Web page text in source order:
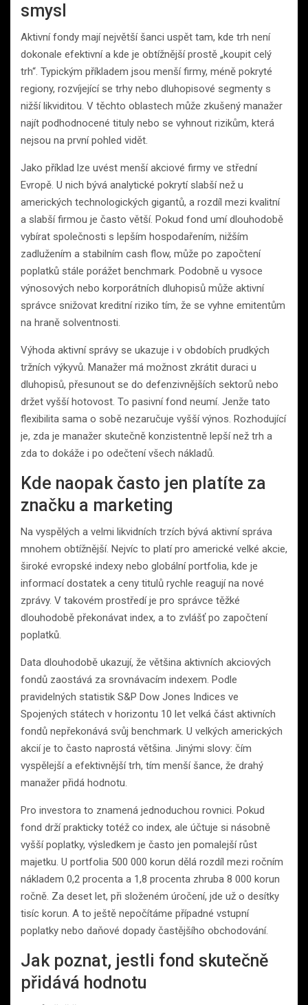
smysl
Aktivní fondy mají největší šanci uspět tam, kde trh není
dokonale efektivní a kde je obtížnější prostě „koupit celý
trh“. Typickým příkladem jsou menší firmy, méně pokryté
regiony, rozvíjející se trhy nebo dluhopisové segmenty s
nižší likviditou. V těchto oblastech může zkušený manažer
najít podhodnocené tituly nebo se vyhnout rizikům, která
nejsou na první pohled vidět.
Jako příklad lze uvést menší akciové firmy ve střední
Evropě. U nich bývá analytické pokrytí slabší než u
amerických technologických gigantů, a rozdíl mezi kvalitní
a slabší firmou je často větší. Pokud fond umí dlouhodobě
vybírat společnosti s lepším hospodařením, nižším
zadlužením a stabilním cash flow, může po započtení
poplatků stále porážet benchmark. Podobně u vysoce
výnosových nebo korporátních dluhopisů může aktivní
správce snižovat kreditní riziko tím, že se vyhne emitentům
na hraně solventnosti.
Výhoda aktivní správy se ukazuje i v obdobích prudkých
tržních výkyvů. Manažer má možnost zkrátit duraci u
dluhopisů, přesunout se do defenzivnějších sektorů nebo
držet vyšší hotovost. To pasivní fond neumí. Jenže tato
flexibilita sama o sobě nezaručuje vyšší výnos. Rozhodující
je, zda je manažer skutečně konzistentně lepší než trh a
zda to dokáže i po odečtení všech nákladů.
Kde naopak často jen platíte za
značku a marketing
Na vyspělých a velmi likvidních trzích bývá aktivní správa
mnohem obtížnější. Nejvíc to platí pro americké velké akcie,
široké evropské indexy nebo globální portfolia, kde je
informací dostatek a ceny titulů rychle reagují na nové
zprávy. V takovém prostředí je pro správce těžké
dlouhodobě překonávat index, a to zvlášť po započtení
poplatků.
Data dlouhodobě ukazují, že většina aktivních akciových
fondů zaostává za srovnávacím indexem. Podle
pravidelných statistik S&P Dow Jones Indices ve
Spojených státech v horizontu 10 let velká část aktivních
fondů nepřekonává svůj benchmark. U velkých amerických
akcií je to často naprostá většina. Jinými slovy: čím
vyspělejší a efektivnější trh, tím menší šance, že drahý
manažer přidá hodnotu.
Pro investora to znamená jednoduchou rovnici. Pokud
fond drží prakticky totéž co index, ale účtuje si násobně
vyšší poplatky, výsledkem je často jen pomalejší růst
majetku. U portfolia 500 000 korun dělá rozdíl mezi ročním
nákladem 0,2 procenta a 1,8 procenta zhruba 8 000 korun
ročně. Za deset let, při složeném úročení, jde už o desítky
tisíc korun. A to ještě nepočítáme případné vstupní
poplatky nebo daňové dopady častějšího obchodování.
Jak poznat, jestli fond skutečně
přidává hodnotu